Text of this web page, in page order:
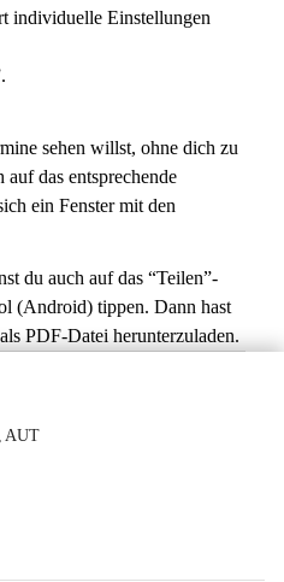
individuelle Einstellungen
sehen willst, ohne dich zu
das entsprechende
ein Fenster mit den
du auch auf das “Teilen”-
(Android) tippen. Dann hast
PDF-Datei herunterzuladen.
AUT